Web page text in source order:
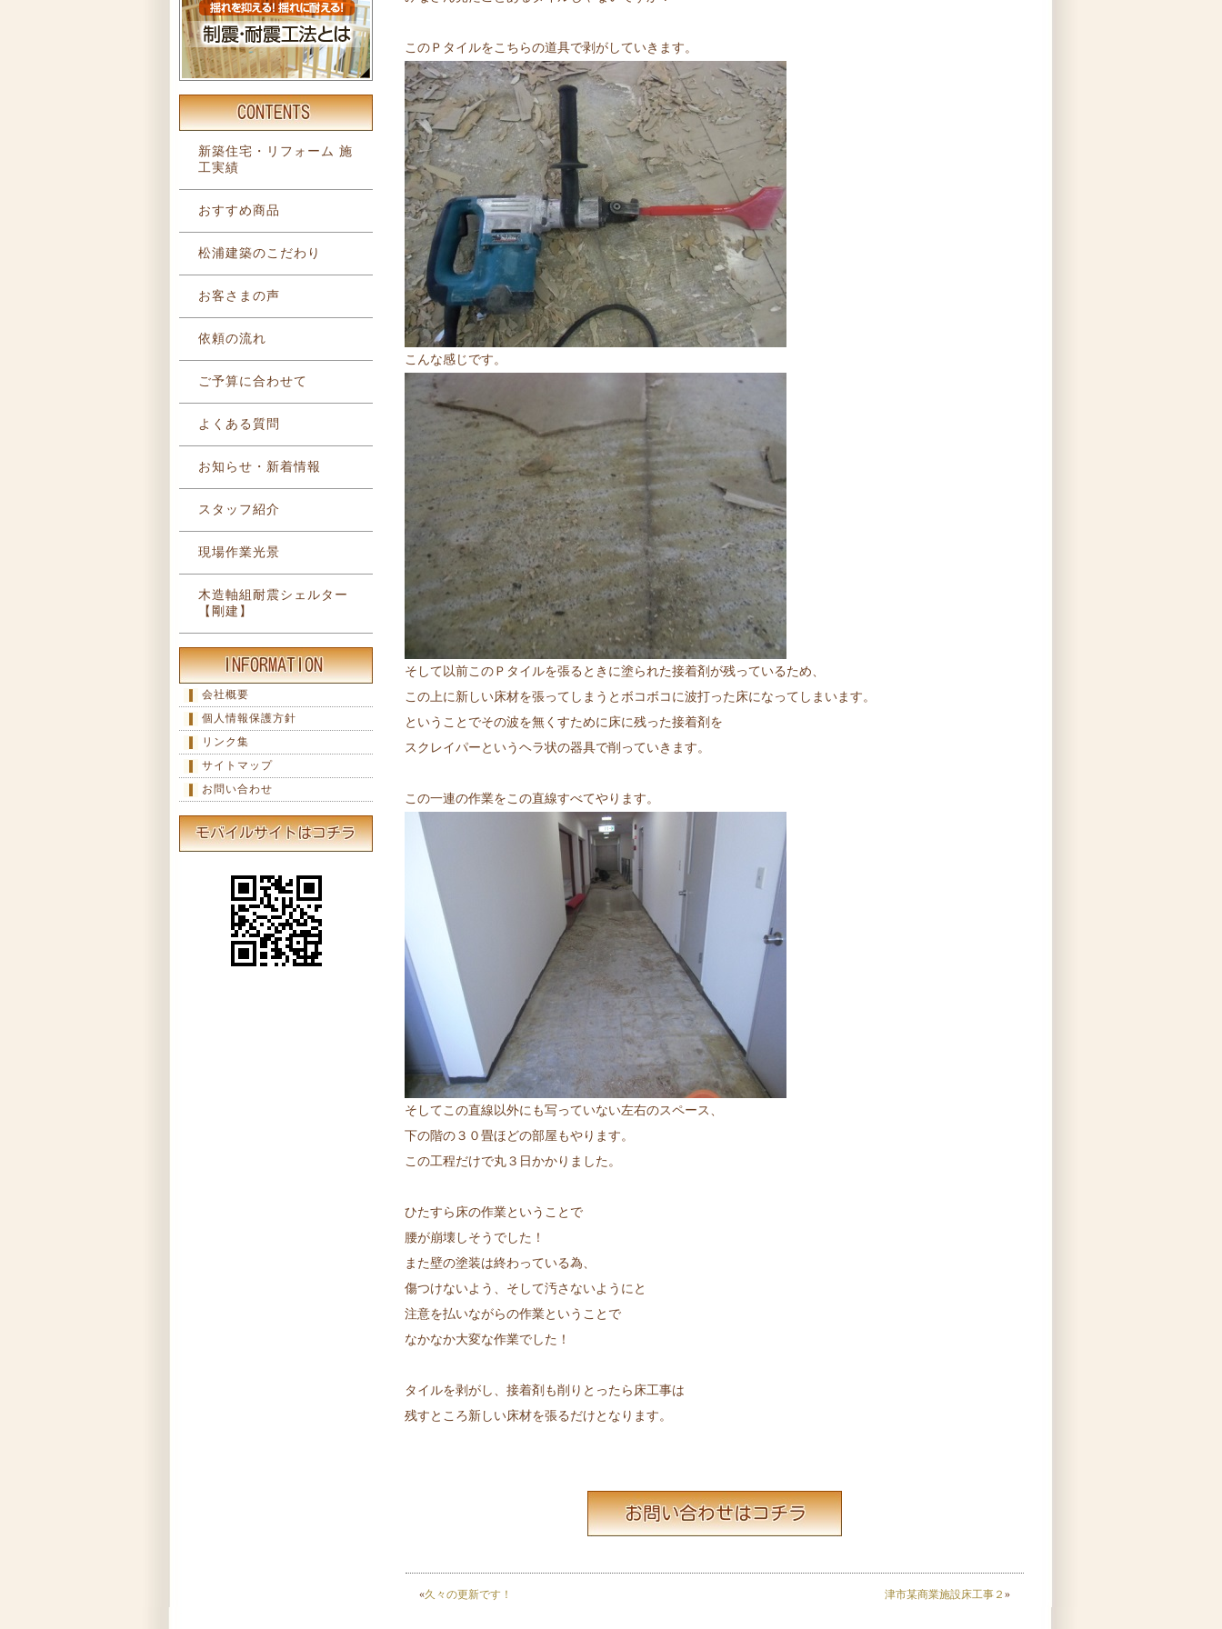
このＰタイルをこちらの道具で剥がしていきます。
こんな感じです。
そして以前このＰタイルを張るときに塗られた接着剤が残っているため、
この上に新しい床材を張ってしまうとボコボコに波打った床になってしまいます。
ということでその波を無くすために床に残った接着剤を
スクレイパーというヘラ状の器具で削っていきます。
この一連の作業をこの直線すべてやります。
そしてこの直線以外にも写っていない左右のスペース、
下の階の３０畳ほどの部屋もやります。
この工程だけで丸３日かかりました。
ひたすら床の作業ということで
腰が崩壊しそうでした！
また壁の塗装は終わっている為、
傷つけないよう、そして汚さないようにと
注意を払いながらの作業ということで
なかなか大変な作業でした！
タイルを剥がし、接着剤も削りとったら床工事は
残すところ新しい床材を張るだけとなります。
«久々の更新です！ 津市某商業施設床工事２ »
新築住宅・リフォーム 施
工実績
おすすめ商品
松浦建築のこだわり
お客さまの声
依頼の流れ
ご予算に合わせて
よくある質問
お知らせ・新着情報
スタッフ紹介
現場作業光景
木造軸組耐震シェルター
【剛建】
会社概要
個人情報保護方針
リンク集
サイトマップ
お問い合わせ